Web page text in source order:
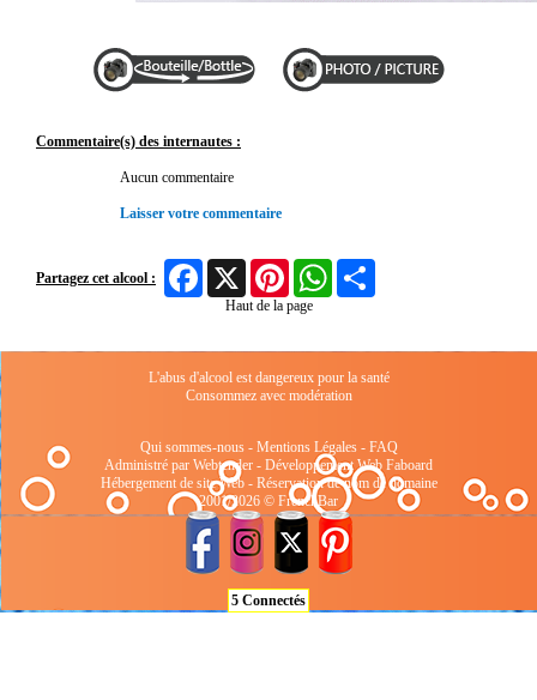
Commentaire(s) des internautes :
Aucun commentaire
Laisser votre commentaire
Partagez cet alcool :
FacebookX Pinterest WhatsApp
Haut de la page
L'abus d'alcool est dangereux pour la santé
Consommez avec modération
Qui sommes-nous- Mentions Légales- FAQ
Administré par Webtender - Développement Web Faboard
Hébergement de site Web- Réservation de nom de domaine
2001/2026 © FrenchBar
5 Connectés